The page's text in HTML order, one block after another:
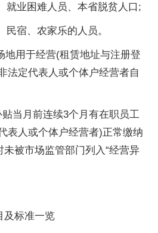
就业困难人员、本省脱贫人口;
民宿、农家乐的人员。
地用于经营(租赁地址与注册登
法定代表人或个体户经营者自
当月前连续3个月有在职员工
表人或个体户经营者)正常缴纳
被市场监管部门列入“经营异
及标准一览